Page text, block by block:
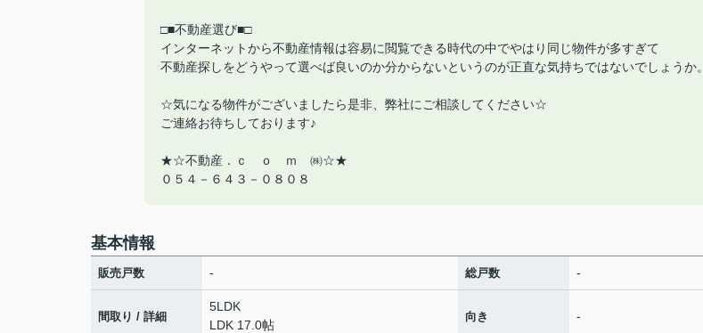
□■不動産選び■□
インターネットから不動産情報は容易に閲覧できる時代の中でやはり同じ物件が多すぎて
不動産探しをどうやって選べば良いのか分からないというのが正直な気持ちではないでしょうか。
☆気になる物件がございましたら是非、弊社にご相談してください☆
ご連絡お待ちしております♪
★☆不動産．ｃ ｏ ｍ ㈱☆★
０５４－６４３－０８０８
基本情報
販売戸数 - 総戸数 -
間取り / 詳細
5LDK
LDK 17.0帖
向き -